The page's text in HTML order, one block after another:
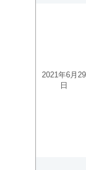
2021年6月29
日